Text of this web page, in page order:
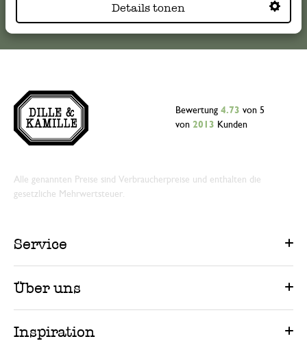
Details tonen
Bewertung 4.73 von 5
von 2013 Kunden
Alle genannten Preise sind Verbraucherpreise und enthalten die
gesetzliche Mehrwertsteuer.
Service
Über uns
Inspiration